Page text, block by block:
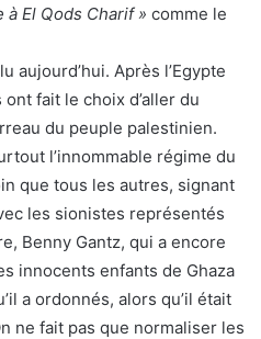
El Qods Charif » comme le
aujourd’hui. Après l’Egypte
fait le choix d’aller du
du peuple palestinien.
l’innommable régime du
que tous les autres, signant
les sionistes représentés
Benny Gantz, qui a encore
innocents enfants de Ghaza
a ordonnés, alors qu’il était
ne fait pas que normaliser les